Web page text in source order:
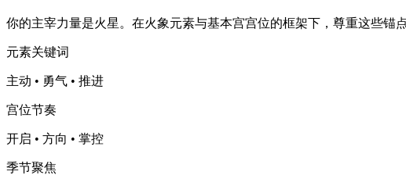
你的主宰力量是火星。在火象元素与基本宫宫位的框架下，尊重这些锚
元素关键词
主动 • 勇气 • 推进
宫位节奏
开启 • 方向 • 掌控
季节聚焦